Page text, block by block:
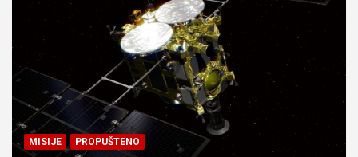
MISIJE PROPUŠTENO